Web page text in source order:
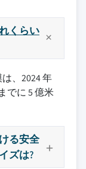
再構成
略
況
くらい
、2024 年
でに 5 億米
る安全
ズは?